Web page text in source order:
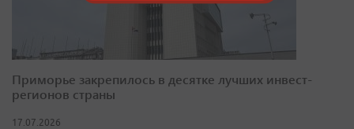
Приморье закрепилось в десятке лучших инвест-
регионов страны
17.07.2026